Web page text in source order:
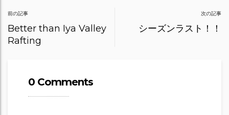
Post
navigation
前の記事
Better than Iya Valley
Rafting
次の記事
シーズンラスト！！
0 Comments